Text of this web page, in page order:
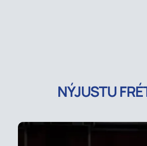
NÝJUSTU